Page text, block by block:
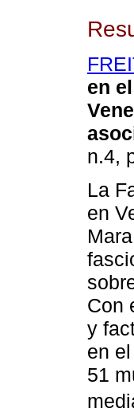
en
n.4,
La
en
Con
y
en
51